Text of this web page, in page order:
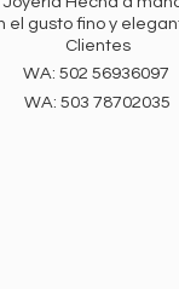
el gusto fino y
Clientes
WA: 502 56936097
WA:503 78702035